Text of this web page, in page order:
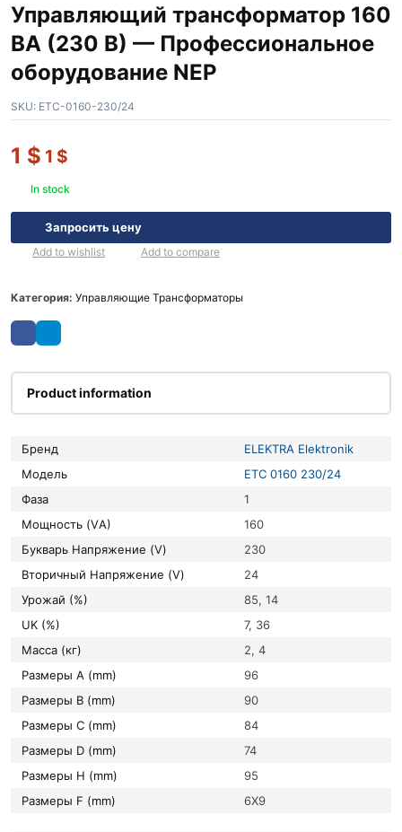
Управляющий трансформатор 160
ВА (230 В) — Профессиональное
оборудование NEP
SKU: ETC-0160-230/24
1 $ 1 $
In stock
Запросить цену
Add to wishlist Add to compare
Категория: Управляющие Трансформаторы
Product information
Бренд
ELEKTRA Elektronik
Модель
ETC 0160 230/24
Фаза
1
Мощность (VА)
160
букварь Напряжение (V)
230
вторичный Напряжение (V)
24
Урожай (%)
85, 14
UK (%)
7, 36
Масса (кг)
2, 4
Размеры A (mm)
96
Размеры B (mm)
90
Размеры C (mm)
84
Размеры D (mm)
74
Размеры H (mm)
95
Размеры F (mm)
6X9